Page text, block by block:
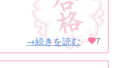
→続きを読む 7